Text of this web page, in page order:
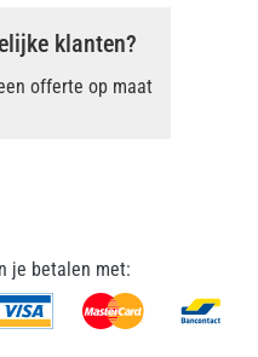
klanten?
offerte op maat
je betalen met: